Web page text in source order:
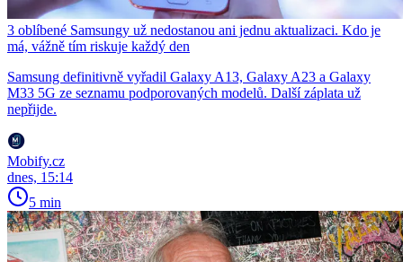
3 oblíbené Samsungy už nedostanou ani jednu aktualizaci. Kdo je
má, vážně tím riskuje každý den
Samsung definitivně vyřadil Galaxy A13, Galaxy A23 a Galaxy
M33 5G ze seznamu podporovaných modelů. Další záplata už
nepřijde.
Mobify.cz
dnes, 15:14
5 min